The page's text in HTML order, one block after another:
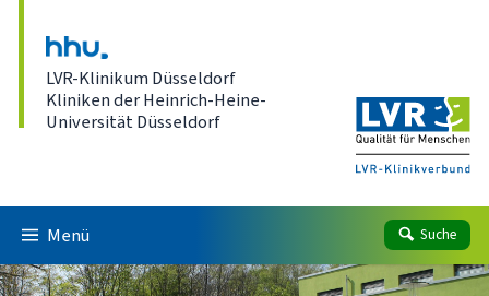
LVR-Klinikum Düsseldorf
Kliniken der Heinrich-Heine-
Universität Düsseldorf
Menü Suche